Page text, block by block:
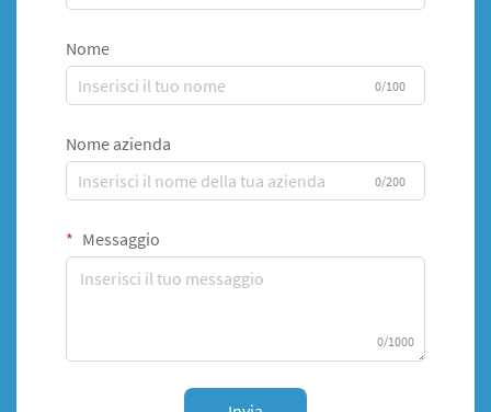
Nome
0/100
Nome azienda
0/200
Messaggio
0/1000